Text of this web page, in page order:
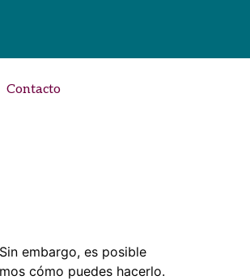
Contacto
embargo, es posible
cómo puedes hacerlo.